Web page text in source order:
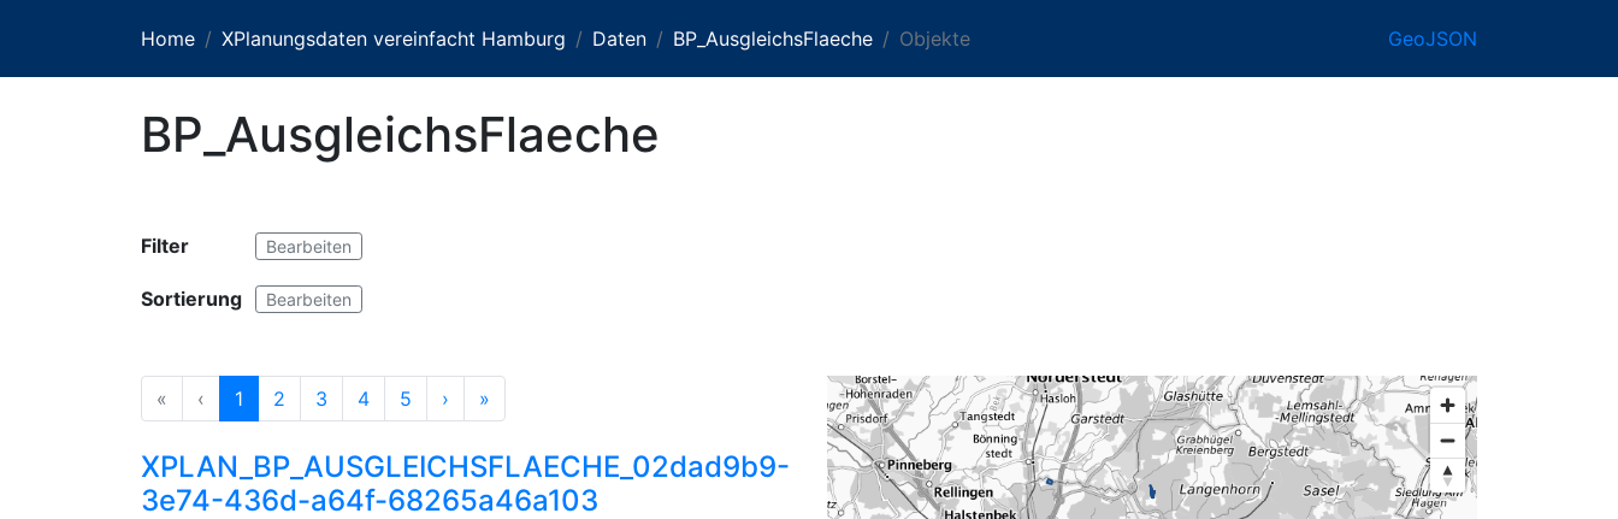
Home XPlanungsdaten vereinfacht Hamburg Daten BP_AusgleichsFlaeche Objekte GeoJSON
BP_AusgleichsFlaeche
Filter Bearbeiten
Sortierung Bearbeiten
« ‹ 1 2 3 4 5 › »
XPLAN_BP_AUSGLEICHSFLAECHE_02dad9b9-
3e74-436d-a64f-68265a46a103